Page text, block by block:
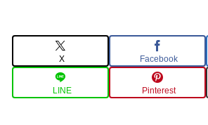
X Facebook
LINE Pinterest